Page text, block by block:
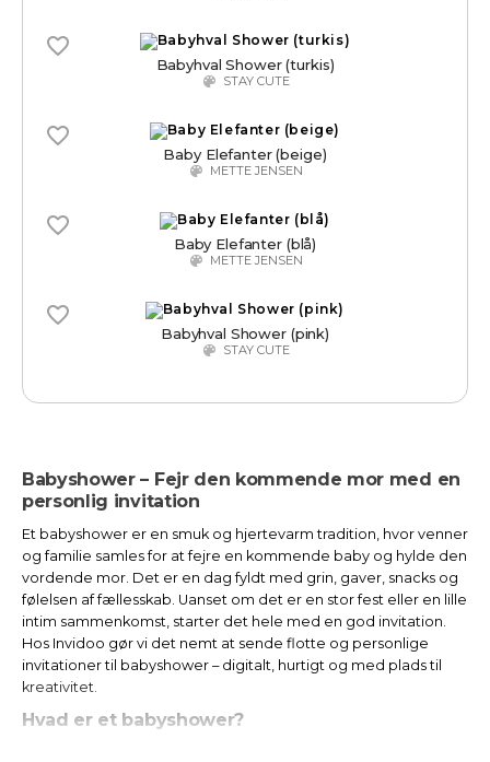
Babyhval Shower (turkis)
STAY CUTE
Baby Elefanter (beige)
METTE JENSEN
Baby Elefanter (blå)
METTE JENSEN
Babyhval Shower (pink)
STAY CUTE
Babyshower – Fejr den kommende mor med en
personlig invitation
Et babyshower er en smuk og hjertevarm tradition, hvor venner
og familie samles for at fejre en kommende baby og hylde den
vordende mor. Det er en dag fyldt med grin, gaver, snacks og
følelsen af fællesskab. Uanset om det er en stor fest eller en lille
intim sammenkomst, starter det hele med en god invitation.
Hos Invidoo gør vi det nemt at sende flotte og personlige
invitationer til babyshower – digitalt, hurtigt og med plads til
kreativitet.
Hvad er et babyshower?